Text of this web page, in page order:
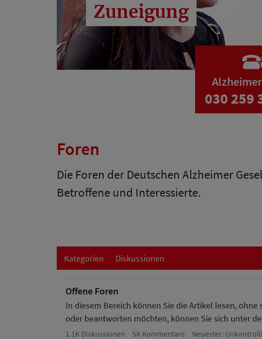
Zuneigung
030 259
Foren
Die Foren der Deutschen Alzheimer
Betroffene und Interessierte.